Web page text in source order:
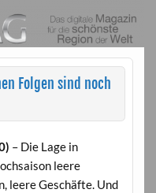
Folgen sind noch
– Die Lage in
leere
leere Geschäfte. Und